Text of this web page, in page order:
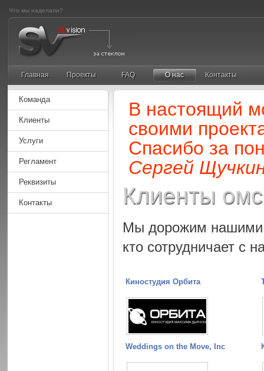
Что мы наделали?
Главная Проекты FAQ О нас Контакты
Команда
Клиенты
Услуги
Регламент
Реквизиты
Контакты
В настоящий
своими
Спасибо за
Сергей
Клиенты
Мы дорожим нашими
кто сотрудничает с
Киностудия Орбита
Weddings on the Move, Inc